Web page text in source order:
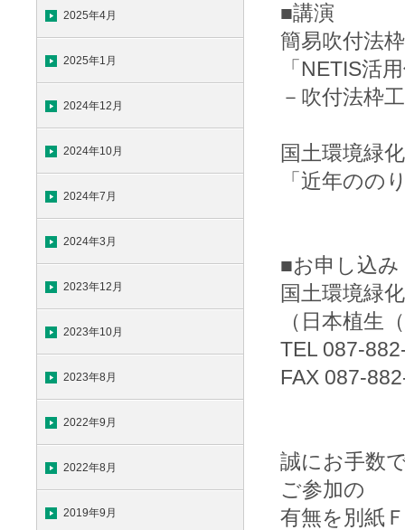
2025年4月
2025年1月
2024年12月
2024年10月
2024年7月
2024年3月
2023年12月
2023年10月
2023年8月
2022年9月
2022年8月
2019年9月
■講演
簡易吹付法
「NETIS活
－吹付法枠
国土環境緑
「近年のの
■お申し込
国土環境緑
（日本植生
TEL 087-
FAX 087-
誠にお手数
ご参加の
有無を別紙